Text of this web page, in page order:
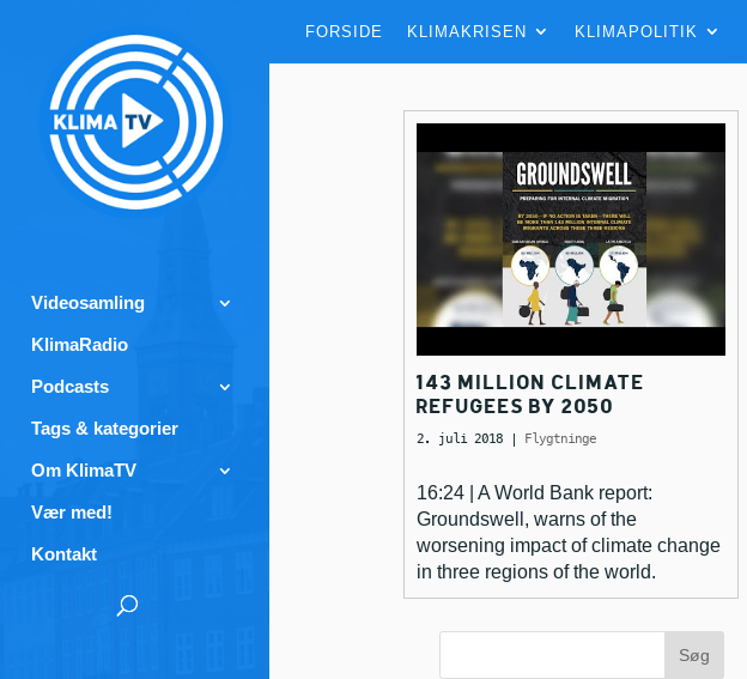
FORSIDE KLIMAKRISEN KLIMAPOLITIK
Videosamling
KlimaRadio
Podcasts
Tags & kategorier
Om KlimaTV
Vær med!
Kontakt
143 MILLION CLIMATE
REFUGEES BY 2050
2. juli 2018| Flygtninge
16:24 | A World Bank report:
Groundswell, warns of the
worsening impact of climate change
in three regions of the world.